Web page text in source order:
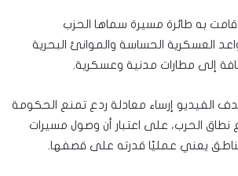
به طائرة مسيرة سماها الحزب
العسكرية الحساسة والموانئ البحرية
إلى مطارات مدنية وعسكرية.
الفيديو إرساء معادلة ردع تمنع الحكومة
نطاق الحرب، على اعتبار أن وصول مسيرات
يعني عمليًا قدرته على قصفها.